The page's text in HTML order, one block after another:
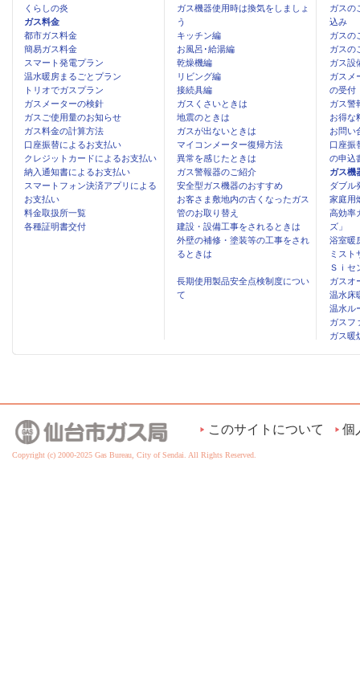
くらしの炎
ガス料金
都市ガス料金
簡易ガス料金
スマート発電プラン
温水暖房まるごとプラン
トリオでガスプラン
ガスメーターの検針
ガスご使用量のお知らせ
ガス料金の計算方法
口座振替によるお支払い
クレジットカードによるお支払い
納入通知書によるお支払い
スマートフォン決済アプリによる
お支払い
料金取扱所一覧
各種証明書交付
ガス機器使用時は換気をしましょ
う
キッチン編
お風呂･給湯編
乾燥機編
リビング編
接続具編
ガスくさいときは
地震のときは
ガスが出ないときは
マイコンメーター復帰方法
異常を感じたときは
ガス警報器のご紹介
安全型ガス機器のおすすめ
お客さま敷地内の古くなったガス
管のお取り替え
建設・設備工事をされるときは
外壁の補修・塗装等の工事をされ
るときは
長期使用製品安全点検制度につい
て
ガスの
込み
ガスの
ガスの
ガス設
ガスメ
の受付
ガス警
お得な
お問い
口座振
の申込
ガス機
ダブル
家庭用
高効率
ズ」
浴室暖
ミスト
Ｓｉセ
ガスオ
温水床
温水ル
ガスフ
ガス暖
このサイトについて 個
Copyright (c) 2000-2025 Gas Bureau, City of Sendai. All Rights Reserved.